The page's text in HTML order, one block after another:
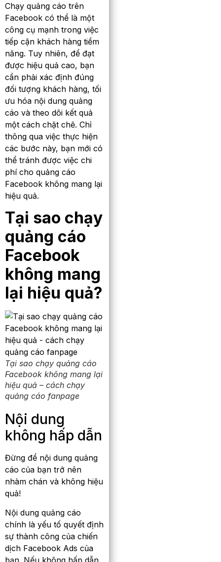
Chạy quảng cáo trên
Facebook có thể là một
công cụ mạnh trong việc
tiếp cận khách hàng tiềm
năng. Tuy nhiên, để đạt
được hiệu quả cao, bạn
cần phải xác định đúng
đối tượng khách hàng, tối
ưu hóa nội dung quảng
cáo và theo dõi kết quả
một cách chặt chẽ. Chỉ
thông qua việc thực hiện
các bước này, bạn mới có
thể tránh được việc chi
phí cho quảng cáo
Facebook không mang lại
hiệu quả.
Tại sao chạy
quảng cáo
Facebook
không mang
lại hiệu quả?
Tại sao chạy quảng cáo
Facebook không mang lại
hiệu quả – cách chạy
quảng cáo fanpage
Nội dung
không hấp dẫn
Đừng để nội dung quảng
cáo của bạn trở nên
nhàm chán và không hiệu
quả!
Nội dung quảng cáo
chính là yếu tố quyết định
sự thành công của chiến
dịch Facebook Ads của
bạn. Nếu không hấp dẫn